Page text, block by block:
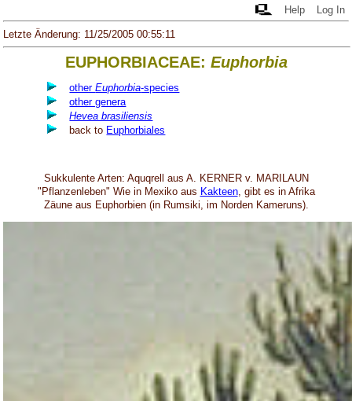
Help Log In
Letzte Änderung: 11/25/2005 00:55:11
EUPHORBIACEAE: Euphorbia
otherEuphorbia-species
other genera
Hevea brasiliensis
back to Euphorbiales
Sukkulente Arten: Aquqrell aus A. KERNER v. MARILAUN
"Pflanzenleben" Wie in Mexiko aus Kakteen, gibt es in Afrika
Zäune aus Euphorbien (in Rumsiki, im Norden Kameruns).